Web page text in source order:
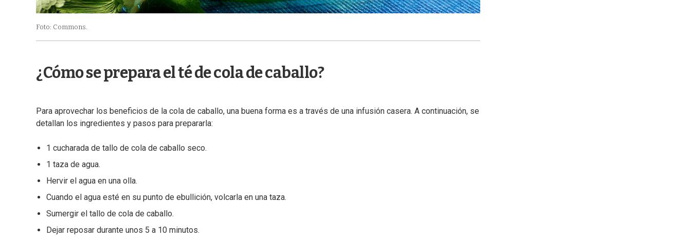
Foto: Commons.
¿Cómo se prepara el té de cola de caballo?
Para aprovechar los beneficios de la cola de caballo, una buena forma es a través de una infusión casera. A continuación, se
detallan los ingredientes y pasos para prepararla:
1 cucharada de tallo de cola de caballo seco.
1 taza de agua.
Hervir el agua en una olla.
Cuando el agua esté en su punto de ebullición, volcarla en una taza.
Sumergir el tallo de cola de caballo.
Dejar reposar durante unos 5 a 10 minutos.